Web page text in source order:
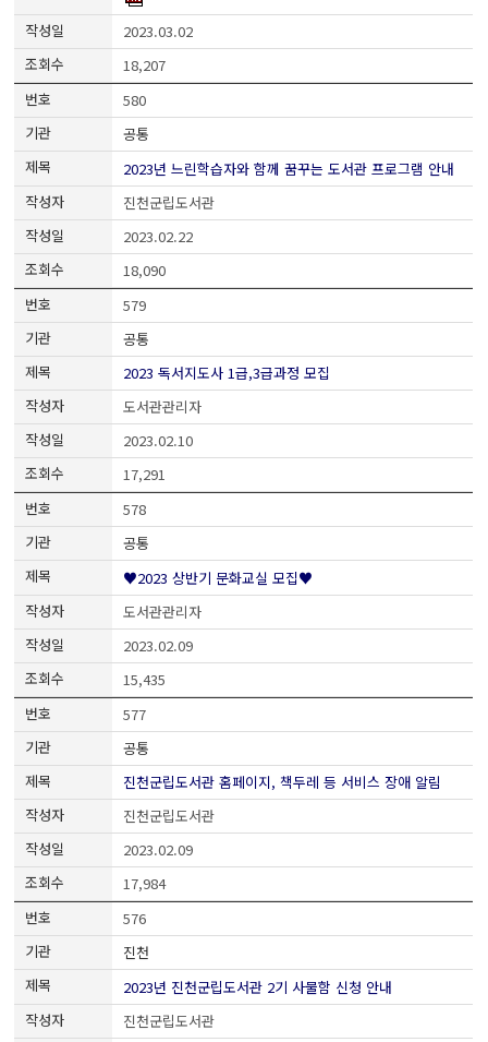
2023.03.02
18,207
580
공통
2023년 느린학습자와 함께 꿈꾸는 도서관 프로그램 안내
진천군립도서관
2023.02.22
18,090
579
공통
2023 독서지도사 1급,3급과정 모집
도서관관리자
2023.02.10
17,291
578
공통
♥2023 상반기 문화교실 모집♥
도서관관리자
2023.02.09
15,435
577
공통
진천군립도서관 홈페이지, 책두레 등 서비스 장애 알림
진천군립도서관
2023.02.09
17,984
576
진천
2023년 진천군립도서관 2기 사물함 신청 안내
진천군립도서관